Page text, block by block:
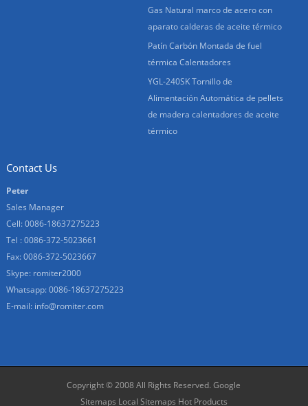
Gas Natural marco de acero con
aparato calderas de aceite térmico
Patín Carbón Montada de fuel
térmica Calentadores
YGL-240SK Tornillo de
Alimentación Automática de pellets
de madera calentadores de aceite
térmico
Contact Us
Peter
Sales Manager
Cell: 0086-18637275223
Tel : 0086-372-5023661
Fax: 0086-372-5023667
Skype: romiter2000
Whatsapp:0086-18637275223
E-mail: info@romiter.com
Copyright © 2008 All Rights Reserved.Google
Sitemaps Local Sitemaps Hot Products